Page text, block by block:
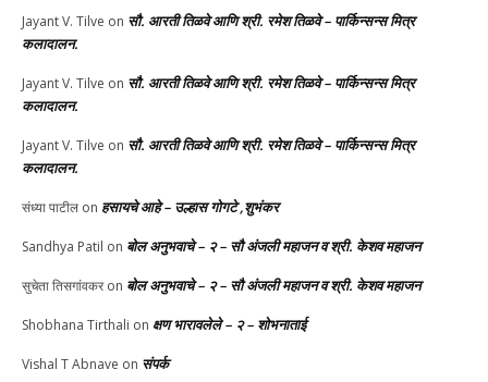
Jayant V. Tilve on सौ. आरती तिळवे आणि श्री. रमेश तिळवे – पार्किन्सन्स मित्र
कलादालन.
Jayant V. Tilve on सौ. आरती तिळवे आणि श्री. रमेश तिळवे – पार्किन्सन्स मित्र
कलादालन.
Jayant V. Tilve on सौ. आरती तिळवे आणि श्री. रमेश तिळवे – पार्किन्सन्स मित्र
कलादालन.
संध्या पाटील on हसायचे आहे – उल्हास गोगटे ,शुभंकर
Sandhya Patil on बोल अनुभवाचे – २ – सौ अंजली महाजन व श्री. केशव महाजन
सुचेता तिसगांवकरon बोल अनुभवाचे – २ – सौ अंजली महाजन व श्री. केशव महाजन
Shobhana Tirthali on क्षण भारावलेले – २ – शोभनाताई
Vishal T Abnave on संपर्क